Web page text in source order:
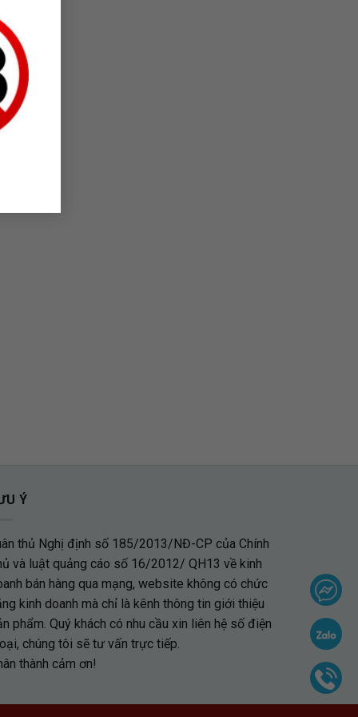
Ý
thủ Nghị định số 185/2013/NĐ-CP của Chính
và luật quảng cáo số 16/2012/ QH13 về kinh
bán hàng qua mạng, website không có chức
kinh doanh mà chỉ là kênh thông tin giới thiệu
phẩm. Quý khách có nhu cầu xin liên hệ số điện
chúng tôi sẽ tư vấn trực tiếp.
thành cảm ơn!